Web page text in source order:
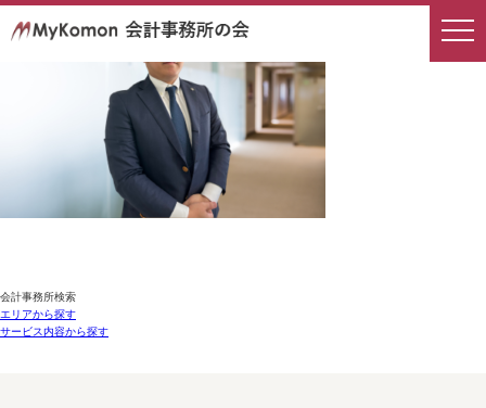
会計事務所検索
エリアから探す
サービス内容から探す